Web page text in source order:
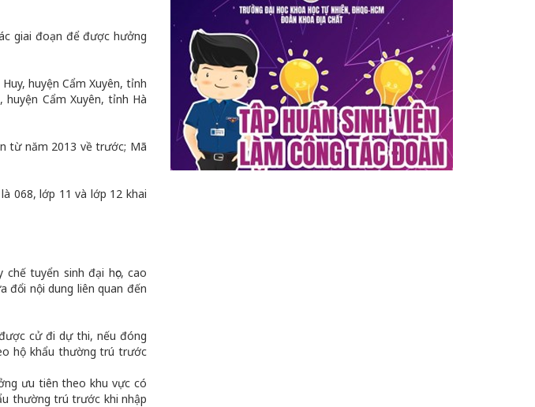
giai đoạn để được hưởng
huyện Cẩm Xuyên, tỉnh
Cẩm Xuyên, tỉnh Hà
từ năm 2013 về trước; Mã
068, lớp 11 và lớp 12 khai
tuyển sinh đại học, cao
đổi nội dung liên quan đến
cử đi dự thi, nếu đóng
hộ khẩu thường trú trước
ưu tiên theo khu vực có
thường trú trước khi nhập